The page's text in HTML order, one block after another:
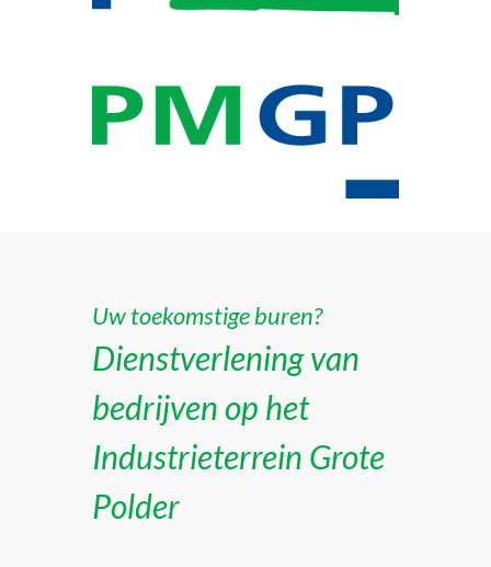
Uw toekomstige buren?
Dienstverlening van
bedrijven op het
Industrieterrein Grote
Polder